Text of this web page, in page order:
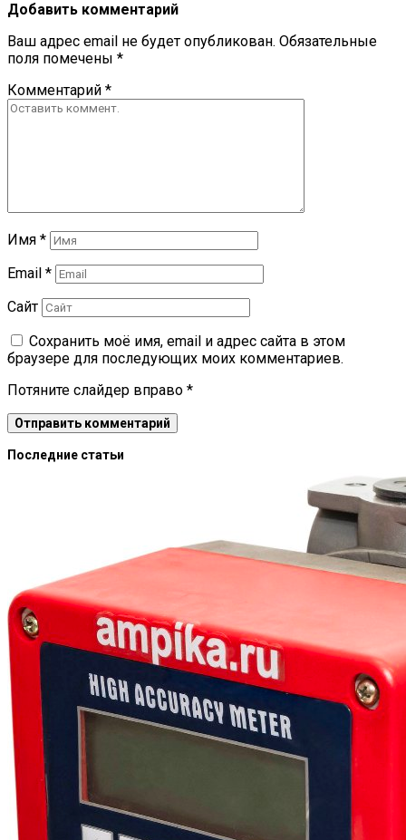
Добавить комментарий
Ваш адрес email не будет опубликован. Обязательные
поля помечены *
Комментарий *
Имя *
Email *
Сайт
Сохранить моё имя, email и адрес сайта в этом
браузере для последующих моих комментариев.
Потяните слайдер вправо *
Последние статьи